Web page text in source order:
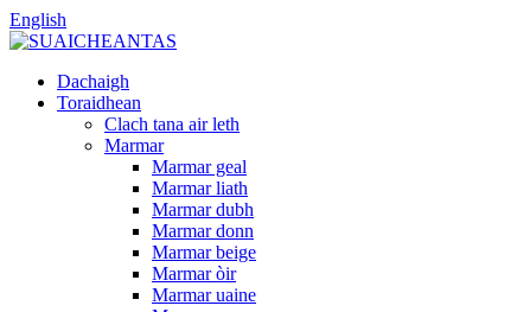
English
Dachaigh
Toraidhean
Clach tana air leth
Marmar
Marmar geal
Marmar liath
Marmar dubh
Marmar donn
Marmar beige
Marmar òir
Marmar uaine